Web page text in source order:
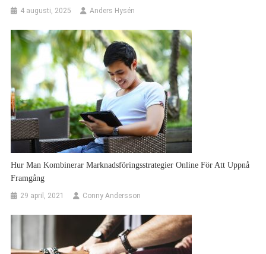
4 augusti, 2025 Anders Hysén
Hur Man Kombinerar Marknadsföringsstrategier Online För Att Uppnå
Framgång
29 april, 2021 Conny Andersson